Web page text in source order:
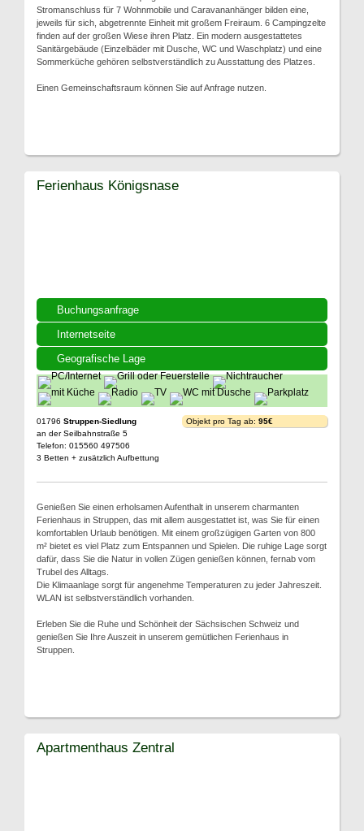
Stromanschluss für 7 Wohnmobile und Caravananhänger bilden eine,
jeweils für sich, abgetrennte Einheit mit großem Freiraum. 6 Campingzelte
finden auf der großen Wiese ihren Platz. Ein modern ausgestattetes
Sanitärgebäude (Einzelbäder mit Dusche, WC und Waschplatz) und eine
Sommerküche gehören selbstverständlich zu Ausstattung des Platzes.
Einen Gemeinschaftsraum können Sie auf Anfrage nutzen.
Buchungsanfrage
Internetseite
Geografische Lage
Ferienhaus Königsnase
01796 Struppen-Siedlung
an der Seilbahnstraße 5
Telefon: 015560 497506
3 Betten + zusätzlich Aufbettung
Objekt pro Tag ab: 95€
Genießen Sie einen erholsamen Aufenthalt in unserem charmanten
Ferienhaus in Struppen, das mit allem ausgestattet ist, was Sie für einen
komfortablen Urlaub benötigen. Mit einem großzügigen Garten von 800
m² bietet es viel Platz zum Entspannen und Spielen. Die ruhige Lage sorgt
dafür, dass Sie die Natur in vollen Zügen genießen können, fernab vom
Trubel des Alltags.
Die Klimaanlage sorgt für angenehme Temperaturen zu jeder Jahreszeit.
WLAN ist selbstverständlich vorhanden.
Erleben Sie die Ruhe und Schönheit der Sächsischen Schweiz und
genießen Sie Ihre Auszeit in unserem gemütlichen Ferienhaus in
Struppen.
Apartmenthaus Zentral